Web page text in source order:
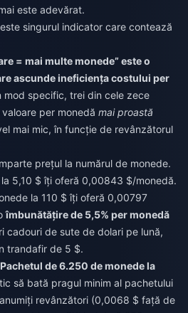
este adevărat.
singurul indicator care contează
= mai multe monede” este o
ascunde ineficiența costului per
mod specific, trei din cele zece
per monedă mai proastă
mai mic, în funcție de revânzătorul
prețul la numărul de monede.
5,10 $ îți oferă 0,00843 $/monedă.
la 110 $ îți oferă 0,00797
îmbunătățire de 5,5% per monedă
de sute de dolari pe lună,
trandafir de 5 $.
Pachetul de 6.250 de monede la
să bată pragul minim al pachetului
revânzători (0,0068 $ față de